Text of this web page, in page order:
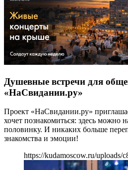
Душевные встречи для
«НаСвидании.ру»
Проект «НаСвидании.ру»
хочет познакомиться: здесь можно
половинку. И никаких больше
знакомства и эмоции!
https://kudamoscow.ru/uploads/